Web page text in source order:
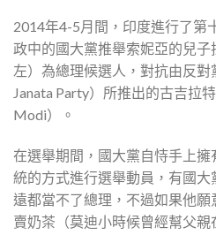
2014年4-5月間，印度進行了第
政中的國大黨推舉索妮亞的兒子
左）為總理候選人，對抗由反
Janata Party）所推出的古吉拉
Modi）。
在選舉期間，國大黨自恃手上
統的方式進行選舉動員，有國
遠都當不了總理，不過如果他
賣奶茶（莫迪小時候曾經幫父親